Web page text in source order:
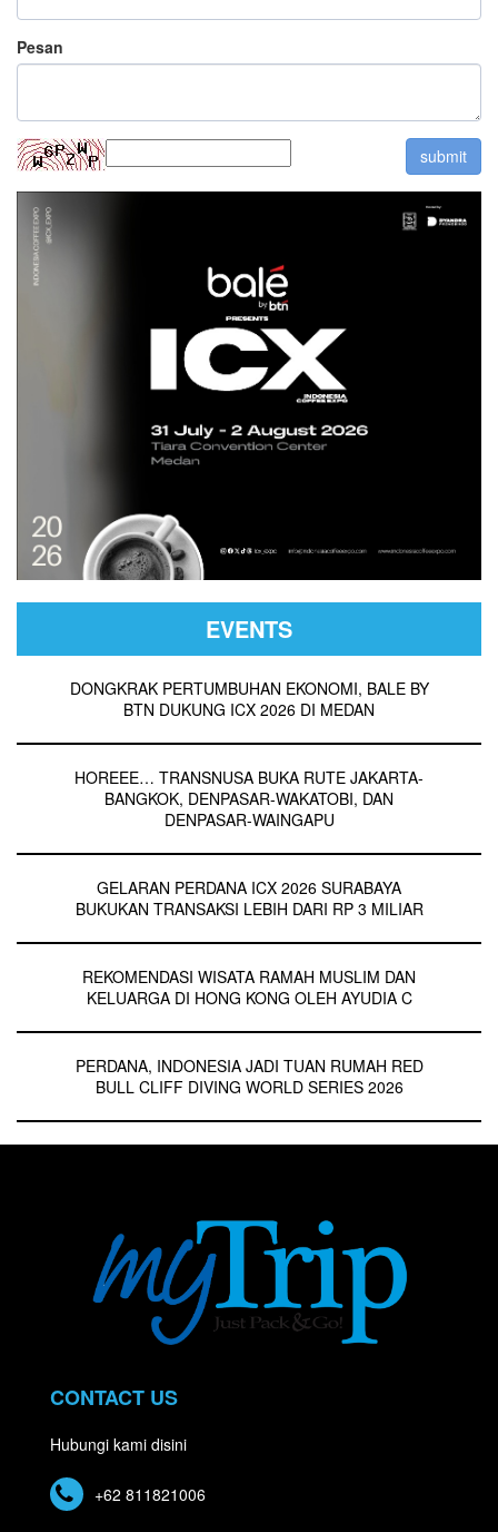
Pesan
EVENTS
DONGKRAK PERTUMBUHAN EKONOMI, BALE BY
BTN DUKUNG ICX 2026 DI MEDAN
HOREEE… TRANSNUSA BUKA RUTE JAKARTA-
BANGKOK, DENPASAR-WAKATOBI, DAN
DENPASAR-WAINGAPU
GELARAN PERDANA ICX 2026 SURABAYA
BUKUKAN TRANSAKSI LEBIH DARI RP 3 MILIAR
REKOMENDASI WISATA RAMAH MUSLIM DAN
KELUARGA DI HONG KONG OLEH AYUDIA C
PERDANA, INDONESIA JADI TUAN RUMAH RED
BULL CLIFF DIVING WORLD SERIES 2026
CONTACT US
Hubungi kami disini
+62 811821006